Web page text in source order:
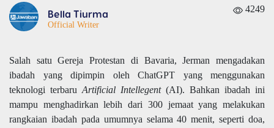
Bella Tiurma
Official Writer
4249
Salah satu Gereja Protestan di Bavaria, Jerman mengadakan
ibadah yang dipimpin oleh ChatGPT yang menggunakan
teknologi terbaru Artificial Intellegent(AI). Bahkan ibadah ini
mampu menghadirkan lebih dari 300 jemaat yang melakukan
rangkaian ibadah pada umumnya selama 40 menit, seperti doa,